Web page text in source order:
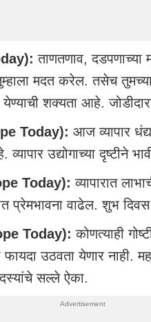
ताणतणाव, दडपणाच्या
मदत करेल. तसेच
शक्यता आहे.
Today): आज व्यापार
उद्योगाच्या दृष्टीने
Today): व्यापारात
प्रेमभावना वाढेल. शुभ दिवस
Today): कोणत्याही
उठवता येणार नाही.
सल्ले ऐका.